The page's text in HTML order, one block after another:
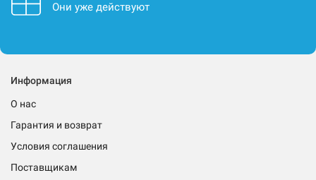
Они уже действуют
Информация
О нас
Гарантия и возврат
Условия соглашения
Поставщикам